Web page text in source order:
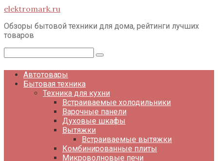
Перейти
контенту
elektromark.ru
Обзоры бытовой техники для дома, рейтинги лучших
товаров
Автотовары
Бытовая техника
Техника для кухни
Встраиваемые холодильники
Варочные панели
Духовые шкафы
Вытяжки
Встраиваемые вытяжки
Комбинированные плиты
Микроволновые печи